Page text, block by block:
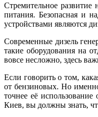
Стремительное
питания. Безопасная и
устройствами являются
Современные дизель
такие оборудования на
вовсе несложно, здесь
Если говорить о том,
от бензиновых. Но именно
точнее её
Киев, вы должны знать,